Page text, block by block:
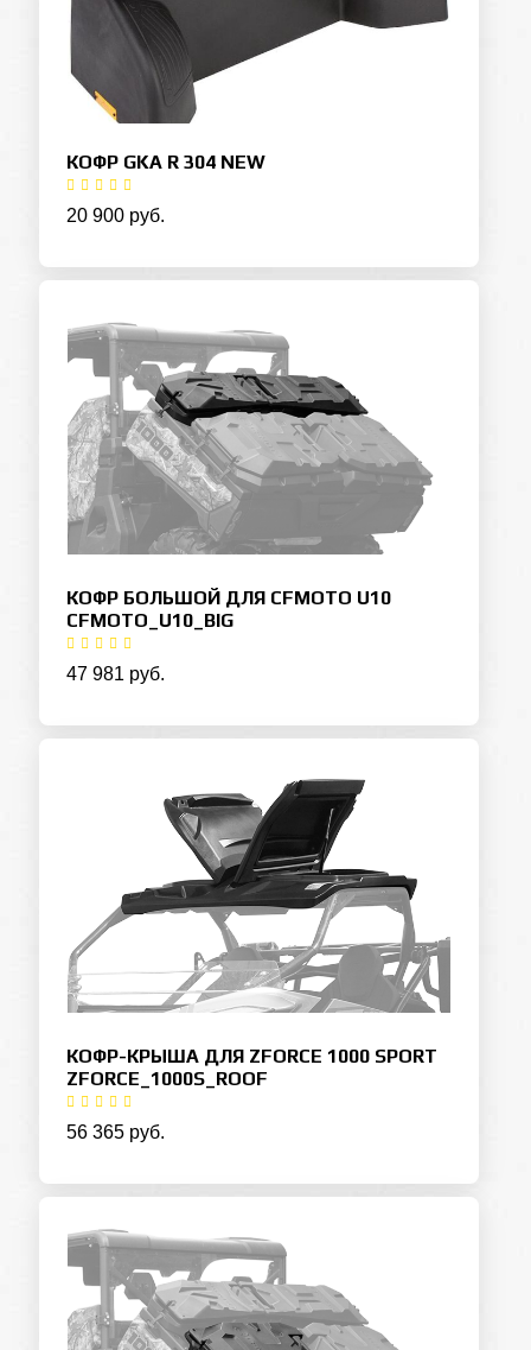
КОФР GKA R 304 NEW
20 900 руб.
КОФР БОЛЬШОЙ ДЛЯ CFMOTO U10
CFMOTO_U10_BIG
47 981 руб.
КОФР-КРЫША ДЛЯ ZFORCE 1000 SPORT
ZFORCE_1000S_ROOF
56 365 руб.